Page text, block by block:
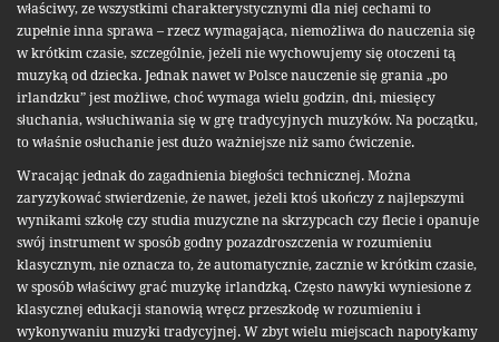
właściwy, ze wszystkimi charakterystycznymi dla niej cechami to
zupełnie inna sprawa – rzecz wymagająca, niemożliwa do nauczenia się
w krótkim czasie, szczególnie, jeżeli nie wychowujemy się otoczeni tą
muzyką od dziecka. Jednak nawet w Polsce nauczenie się grania „po
irlandzku” jest możliwe, choć wymaga wielu godzin, dni, miesięcy
słuchania, wsłuchiwania się w grę tradycyjnych muzyków. Na początku,
to właśnie osłuchanie jest dużo ważniejsze niż samo ćwiczenie.
Wracając jednak do zagadnienia biegłości technicznej. Można
zaryzykować stwierdzenie, że nawet, jeżeli ktoś ukończy z najlepszymi
wynikami szkołę czy studia muzyczne na skrzypcach czy flecie i opanuje
swój instrument w sposób godny pozazdroszczenia w rozumieniu
klasycznym, nie oznacza to, że automatycznie, zacznie w krótkim czasie,
w sposób właściwy grać muzykę irlandzką. Często nawyki wyniesione z
klasycznej edukacji stanowią wręcz przeszkodę w rozumieniu i
wykonywaniu muzyki tradycyjnej. W zbyt wielu miejscach napotykamy